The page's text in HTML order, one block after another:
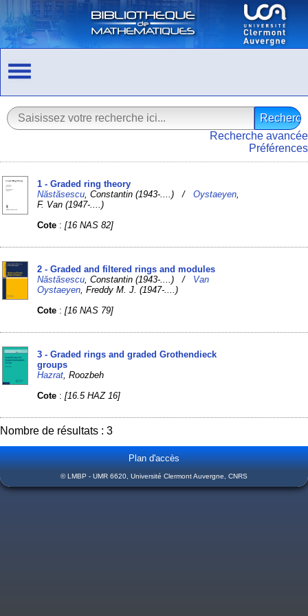
Recherche avancée
Préférences
1 - Graded ring theory
Năstăsescu , Constantin (1943-....) /Oystaeyen
F. Van (1947-....)
Cote :[16 NAS 82]
2 - Graded and filtered rings and modules
Năstăsescu , Constantin (1943-....) / Van
Oystaeyen , Freddy M. J. (1947-....)
Cote :[16 NAS 79]
3 - Graded rings and graded Grothendieck
groups
Hazrat , Roozbeh
Cote :[16.5 HAZ 16]
Nombre de résultats : 3
Plan d'accès
© LMBP - UMR 6620, Université Clermont Auvergne, CNRS